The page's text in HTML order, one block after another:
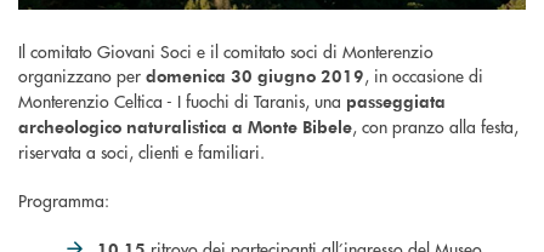
Il comitato Giovani Soci e il comitato soci di Monterenzio
organizzano per domenica 30 giugno 2019, in occasione di
Monterenzio Celtica - I fuochi di Taranis, una passeggiata
archeologico naturalistica a Monte Bibele, con pranzo alla festa,
riservata a soci, clienti e familiari.
Programma: